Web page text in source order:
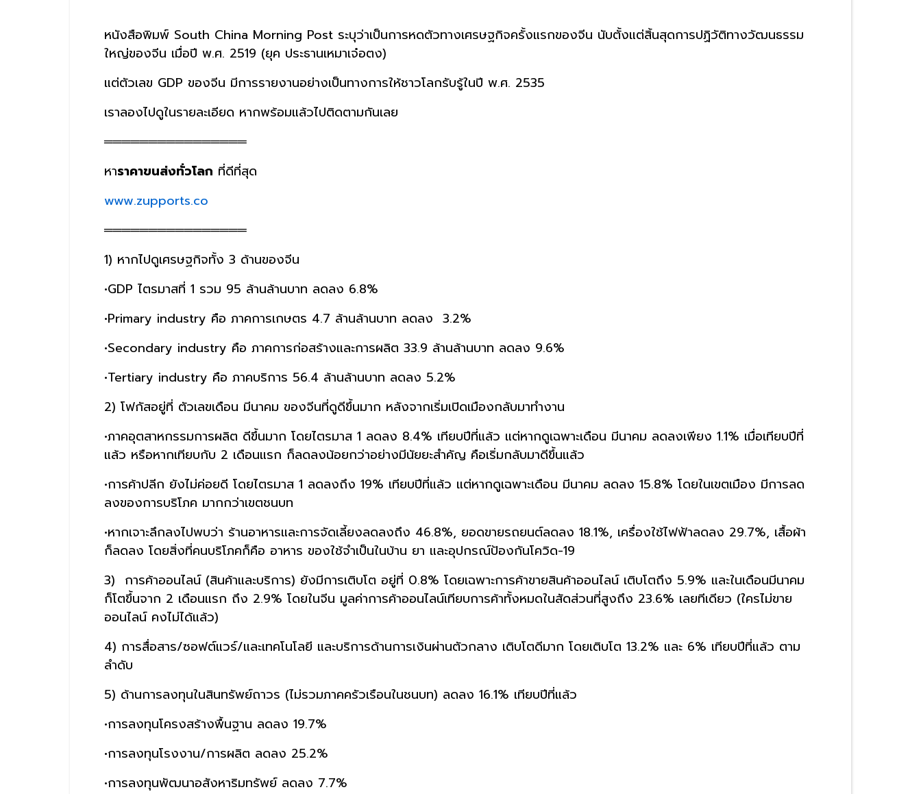
หนังสือพิมพ์ South China Morning Post ระบุว่าเป็นการหดตัวทางเศรษฐกิจครั้งแรกของจีน นับตั้งแต่สิ้นสุดการปฏิวัติทางวัฒนธรรม
ใหญ่ของจีน เมื่อปี พ.ศ. 2519 (ยุค ประธานเหมาเจ๋อตง)
แต่ตัวเลข GDP ของจีน มีการรายงานอย่างเป็นทางการให้ชาวโลกรับรู้ในปี พ.ศ. 2535
เราลองไปดูในรายละเอียด หากพร้อมแล้วไปติดตามกันเลย
════════════════
หาราคาขนส่งทั่วโลก ที่ดีที่สุด
www.zupports.co
════════════════
1) หากไปดูเศรษฐกิจทั้ง 3 ด้านของจีน
•GDP ไตรมาสที่ 1 รวม 95 ล้านล้านบาท ลดลง 6.8%
•Primary industry คือ ภาคการเกษตร 4.7 ล้านล้านบาท ลดลง 3.2%
•Secondary industry คือ ภาคการก่อสร้างและการผลิต 33.9 ล้านล้านบาท ลดลง 9.6%
•Tertiary industry คือ ภาคบริการ 56.4 ล้านล้านบาท ลดลง 5.2%
2) โฟกัสอยู่ที่ ตัวเลขเดือน มีนาคม ของจีนที่ดูดีขึ้นมาก หลังจากเริ่มเปิดเมืองกลับมาทำงาน
•ภาคอุตสาหกรรมการผลิต ดีขึ้นมาก โดยไตรมาส 1 ลดลง 8.4% เทียบปีที่แล้ว แต่หากดูเฉพาะเดือน มีนาคม ลดลงเพียง 1.1% เมื่อเทียบปีที่
แล้ว หรือหากเทียบกับ 2 เดือนแรก ก็ลดลงน้อยกว่าอย่างมีนัยยะสำคัญ คือเริ่มกลับมาดีขึ้นแล้ว
•การค้าปลีก ยังไม่ค่อยดี โดยไตรมาส 1 ลดลงถึง 19% เทียบปีที่แล้ว แต่หากดูเฉพาะเดือน มีนาคม ลดลง 15.8% โดยในเขตเมือง มีการลด
ลงของการบริโภค มากกว่าเขตชนบท
•หากเจาะลึกลงไปพบว่า ร้านอาหารและการจัดเลี้ยงลดลงถึง 46.8%, ยอดขายรถยนต์ลดลง 18.1%, เครื่องใช้ไฟฟ้าลดลง 29.7%, เสื้อผ้า
ก็ลดลง โดยสิ่งที่คนบริโภคก็คือ อาหาร ของใช้จำเป็นในบ้าน ยา และอุปกรณ์ป้องกันโควิด-19
3) การค้าออนไลน์ (สินค้าและบริการ) ยังมีการเติบโต อยู่ที่ 0.8% โดยเฉพาะการค้าขายสินค้าออนไลน์ เติบโตถึง 5.9% และในเดือนมีนาคม
ก็โตขึ้นจาก 2 เดือนแรก ถึง 2.9% โดยในจีน มูลค่าการค้าออนไลน์เทียบการค้าทั้งหมดในสัดส่วนที่สูงถึง 23.6% เลยทีเดียว (ใครไม่ขาย
ออนไลน์ คงไม่ได้แล้ว)
4) การสื่อสาร/ซอฟต์แวร์/และเทคโนโลยี และบริการด้านการเงินผ่านตัวกลาง เติบโตดีมาก โดยเติบโต 13.2% และ 6% เทียบปีที่แล้ว ตาม
ลำดับ
5) ด้านการลงทุนในสินทรัพย์ถาวร (ไม่รวมภาคครัวเรือนในชนบท) ลดลง 16.1% เทียบปีที่แล้ว
•การลงทุนโครงสร้างพื้นฐาน ลดลง 19.7%
•การลงทุนโรงงาน/การผลิต ลดลง 25.2%
•การลงทุนพัฒนาอสังหาริมทรัพย์ ลดลง 7.7%